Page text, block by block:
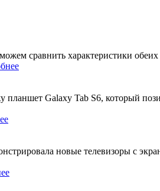
сравнить характеристики
Galaxy Tab S6, который
новые телевизоры с